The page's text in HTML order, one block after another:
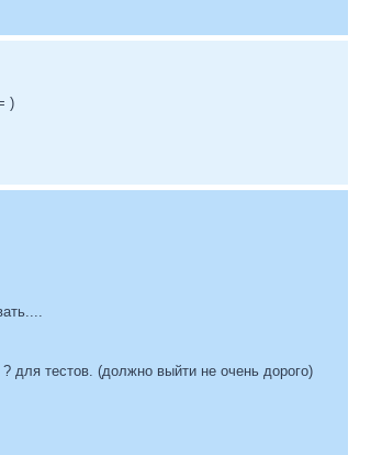
)
для тестов. (должно выйти не очень дорого)